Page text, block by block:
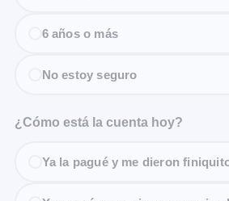
6 años o más
No estoy seguro
¿Cómo está la cuenta hoy?
Ya la pagué y me dieron